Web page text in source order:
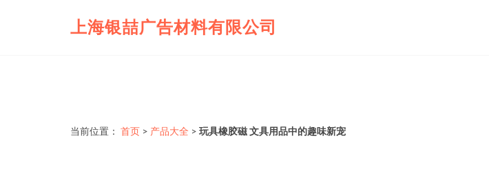
上海银喆广告材料有限公司
当前位置： 首页 > 产品大全 > 玩具橡胶磁 文具用品中的趣味新宠